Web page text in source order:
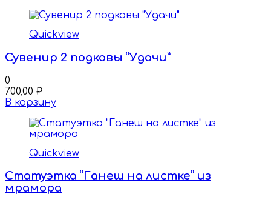
Quickview
Сувенир 2 подковы “Удачи”
0
700,00 ₽
В корзину
Quickview
Статуэтка “Ганеш на листке” из
мрамора